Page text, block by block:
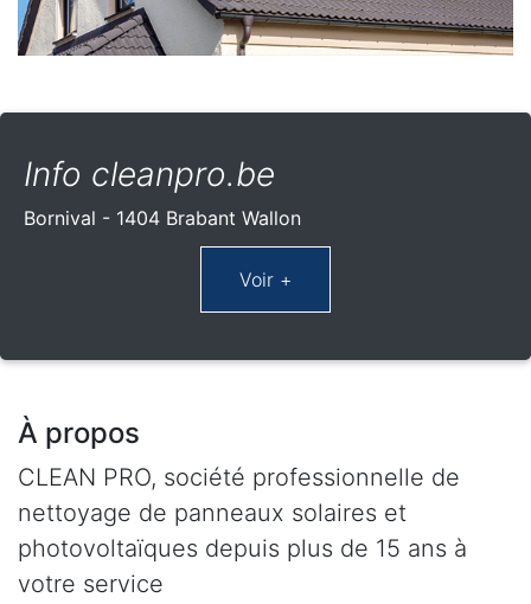
Info cleanpro.be
Bornival - 1404 Brabant Wallon
À propos
CLEAN PRO, société professionnelle de
nettoyage de panneaux solaires et
photovoltaïques depuis plus de 15 ans à
votre service